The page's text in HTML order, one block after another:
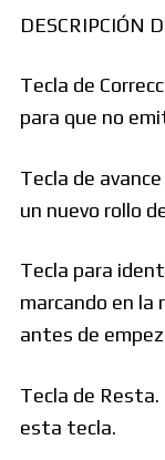
DESCRIPCIÓN
Tecla de
para que no
Tecla de
un nuevo rollo
Tecla para
marcando en la
antes de
Tecla de Resta.
esta tecla.